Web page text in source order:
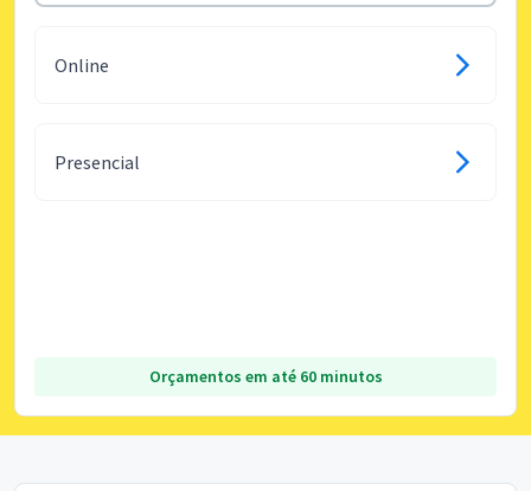
Online
Presencial
Orçamentos em até 60 minutos